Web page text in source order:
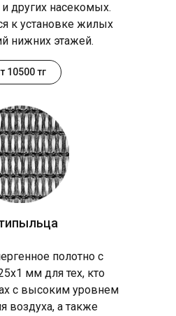
полотно с
мм для тех, кто
с высоким уровнем
воздуха, а также
других насекомых.
к установке жилых
нижних этажей.
10500 тг